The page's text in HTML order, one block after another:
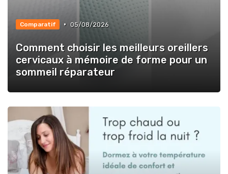
Comparatif • 05/08/2026
Comment choisir les meilleurs oreillers
cervicaux à mémoire de forme pour un
sommeil réparateur